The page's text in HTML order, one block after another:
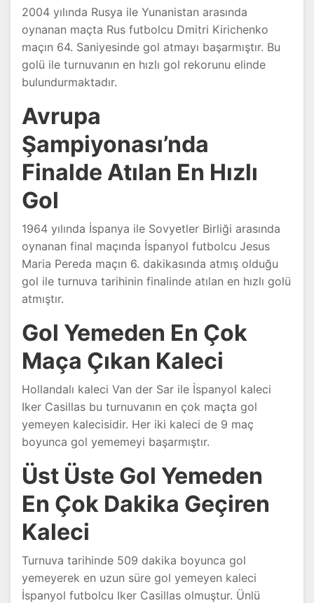
2004 yılında Rusya ile Yunanistan arasında
oynanan maçta Rus futbolcu Dmitri Kirichenko
maçın 64. Saniyesinde gol atmayı başarmıştır. Bu
golü ile turnuvanın en hızlı gol rekorunu elinde
bulundurmaktadır.
Avrupa
Şampiyonası’nda
Finalde Atılan En Hızlı
Gol
1964 yılında İspanya ile Sovyetler Birliği arasında
oynanan final maçında İspanyol futbolcu Jesus
Maria Pereda maçın 6. dakikasında atmış olduğu
gol ile turnuva tarihinin finalinde atılan en hızlı golü
atmıştır.
Gol Yemeden En Çok
Maça Çıkan Kaleci
Hollandalı kaleci Van der Sar ile İspanyol kaleci
Iker Casillas bu turnuvanın en çok maçta gol
yemeyen kalecisidir. Her iki kaleci de 9 maç
boyunca gol yememeyi başarmıştır.
Üst Üste Gol Yemeden
En Çok Dakika Geçiren
Kaleci
Turnuva tarihinde 509 dakika boyunca gol
yemeyerek en uzun süre gol yemeyen kaleci
İspanyol futbolcu Iker Casillas olmuştur. Ünlü